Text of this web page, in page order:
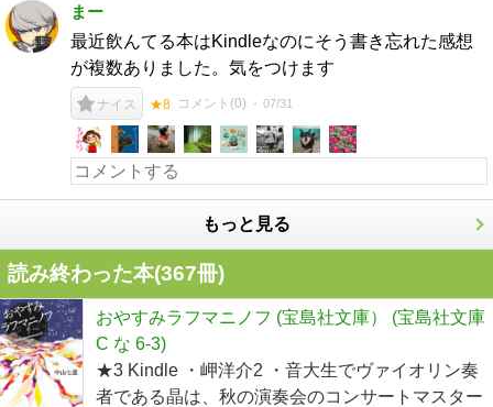
まー
最近飲んてる本はKindleなのにそう書き忘れた感想
が複数ありました。気をつけます
ナイス ★8 コメント(0) 07/31
もっと見る
読み終わった本(367冊)
おやすみラフマニノフ (宝島社文庫） (宝島社文庫
C な 6-3)
★3 Kindle ・岬洋介2 ・音大生でヴァイオリン奏
者である晶は、秋の演奏会のコンサートマスター